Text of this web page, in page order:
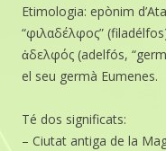
Etimologia: epònim
“φιλαδέλφος”
ἀδελφός (adelfós,
el seu germà Eumenes.
Té dos significats:
– Ciutat antiga de la